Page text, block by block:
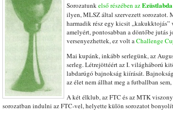
Sorozatunkelső részében azEzüstlabda
ilyen, MLSZ által szervezett sorozatot.
harmadik rész egy kicsit
amelyért, pontosabban a döntőbe jutás
versenyezhettek, ez volt aChallenge
Mai kupánk, inkább serlegünk, az
serleg. Létrejöttéért az I. világháború
labdarúgó bajnokság kiírását.
az élet nem állhat meg a futballban
A két élklub, az FTC és az MTK
sorozatban indulni az FTC-vel, helyette külön sorozatot